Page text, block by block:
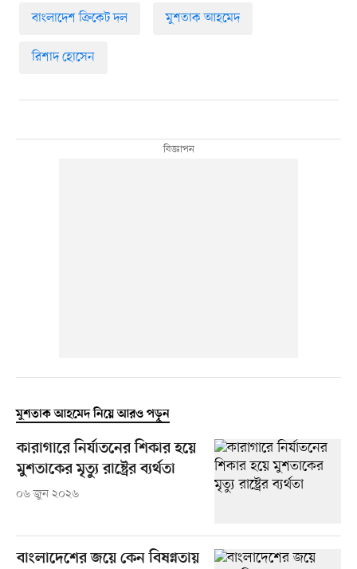
বাংলাদেশ ক্রিকেট দল মুশতাক আহমেদ
রিশাদ হোসেন
মুশতাক আহমেদ নিয়ে আরও পড়ুন
কারাগারে নির্যাতনের শিকার হয়ে
মুশতাকের মৃত্যু রাষ্ট্রের ব্যর্থতা
০৬ জুন ২০২৬
বাংলাদেশের জয়ে কেন বিষণ্নতায়